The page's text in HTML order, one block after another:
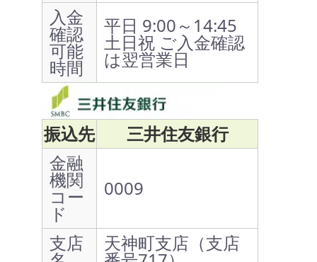
入金
確認
可能
時間
平日 9:00～14:45
土日祝 ご入金確認
は翌営業日
振込先
三井住友銀行
金融
機関
コー
ド
0009
支店 天神町支店（支店